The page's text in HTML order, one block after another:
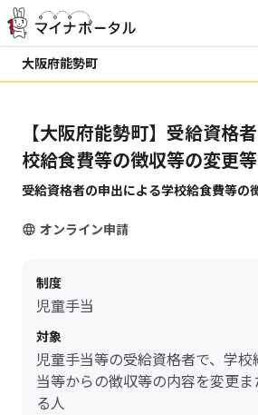
大阪府能勢町
【大阪府能勢町】受給資格
校給食費等の徴収等の変更
受給資格者の申出による学校給食費等の
オンライン申請
制度
児童手当
対象
児童手当等の受給資格者で、学
当等からの徴収等の内容を変更
る人